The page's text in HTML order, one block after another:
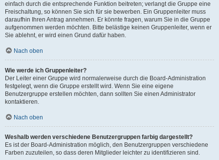
einfach durch die entsprechende Funktion beitreten; verlangt die Gruppe eine
Freischaltung, so können Sie sich für sie bewerben. Ein Gruppenleiter muss
daraufhin Ihren Antrag annehmen. Er könnte fragen, warum Sie in die Gruppe
aufgenommen werden möchten. Bitte belästige keinen Gruppenleiter, wenn er
Sie ablehnt, er wird einen Grund dafür haben.
Nach oben
Wie werde ich Gruppenleiter?
Der Leiter einer Gruppe wird normalerweise durch die Board-Administration
festgelegt, wenn die Gruppe erstellt wird. Wenn Sie eine eigene
Benutzergruppe erstellen möchten, dann sollten Sie einen Administrator
kontaktieren.
Nach oben
Weshalb werden verschiedene Benutzergruppen farbig dargestellt?
Es ist der Board-Administration möglich, den Benutzergruppen verschiedene
Farben zuzuteilen, so dass deren Mitglieder leichter zu identifizieren sind.